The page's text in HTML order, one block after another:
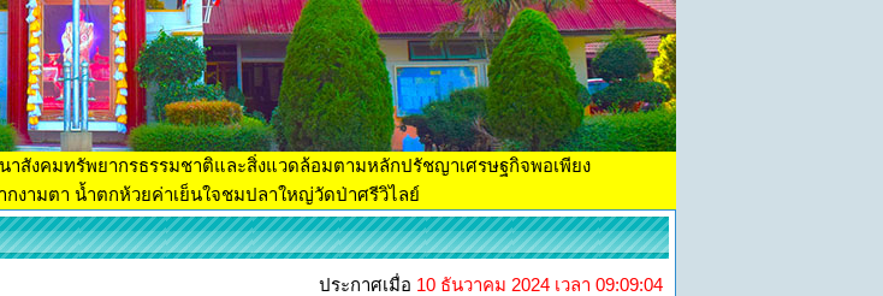
สังคมทรัพยากรธรรมชาติและสิ่งแวดล้อมตามหลักปรัชญาเศรษฐกิจพอเพียง
กงามตา น้ำตกห้วยค่าเย็นใจชมปลาใหญ่วัดป่าศรีวิไลย์
ประกาศเมื่อ 10 ธันวาคม 2024 เวลา 09:09:04